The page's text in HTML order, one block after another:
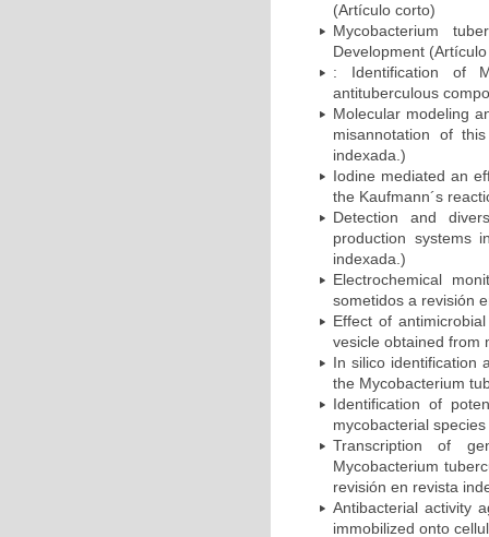
(Artículo corto)
Mycobacterium
Development
: Identification of
antituberculous
Molecular modeling
misannotation of
indexada.)
Iodine mediated an
the Kaufmann´s
Detection and
production systems
indexada.)
Electrochemical
sometidos a revisión
Effect of
vesicle obtained from
In silico identification
the Mycobacterium
Identification of
mycobacterial
Transcription of
Mycobacterium
revisión en revista
Antibacterial activity
immobilized onto